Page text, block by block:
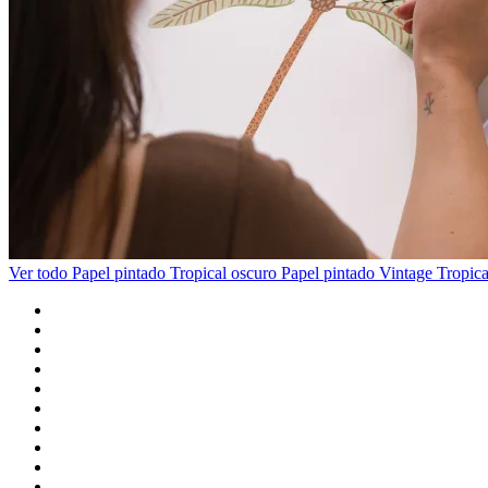
Ver todo Papel pintado Tropical oscuro Papel pintado Vintage